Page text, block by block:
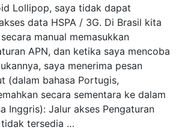
Lollipop, saya tidak dapat
data HSPA / 3G. Di Brasil kita
manual memasukkan
APN, dan ketika saya mencoba
saya menerima pesan
(dalam bahasa Portugis,
secara sementara ke dalam
Inggris): Jalur akses Pengaturan
tidak tersedia …